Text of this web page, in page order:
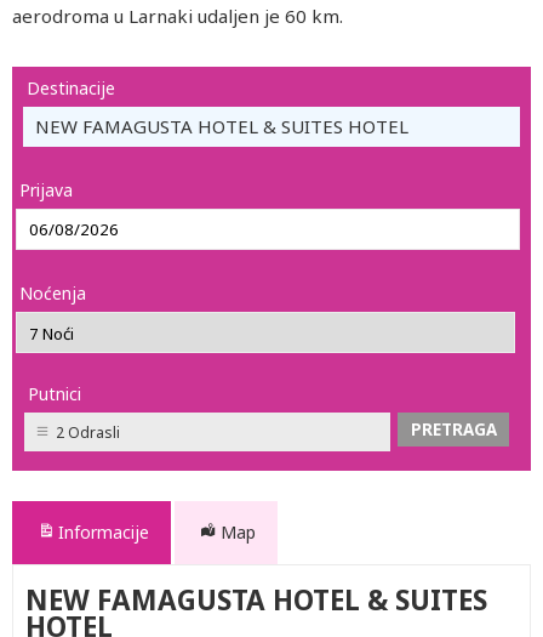
aerodroma u Larnaki udaljen je 60 km.
Destinacije
NEW FAMAGUSTA HOTEL & SUITES HOTEL
Prijava
Noćenja
Putnici
2 Odrasli
Informacije Map
NEW FAMAGUSTA HOTEL & SUITES
HOTEL